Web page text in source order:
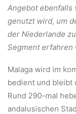
Angebot ebenfalls
genutzt wird, um
der Niederlande
Segment erfahren
Malaga wird im
bedient und bleibt
Rund 290-mal
andalusischen